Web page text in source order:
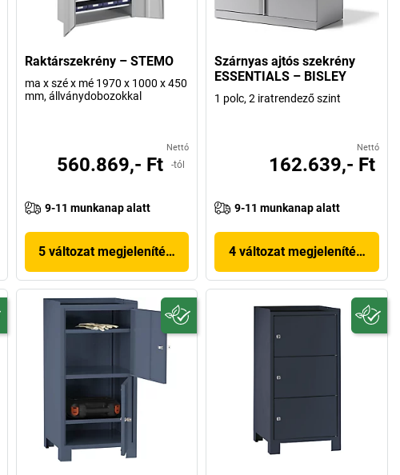
Raktárszekrény – STEMO
ma x szé x mé 1970 x 1000 x 450
mm, állványdobozokkal
Nettó
560.869,- Ft -tól
9-11 munkanap alatt
5 változat megjelenítése
Szárnyas ajtós szekrény
ESSENTIALS – BISLEY
1 polc, 2 iratrendező szint
Nettó
162.639,- Ft
9-11 munkanap alatt
4 változat megjelenítése